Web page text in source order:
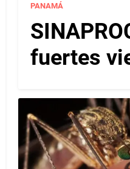
PANAMÁ
fuertes